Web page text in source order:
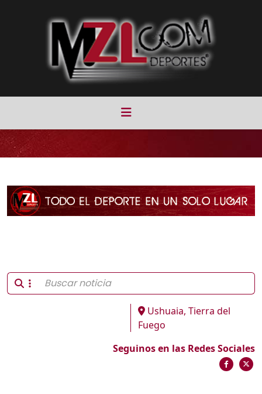
Ushuaia, Tierra del
Fuego
Seguinos en las Redes Sociales